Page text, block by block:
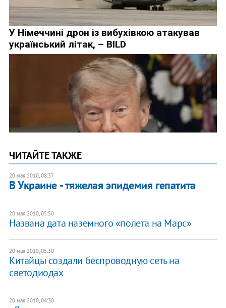
ЧИТАЙТЕ ТАКЖЕ
20 мая 2010, 08:37
В Украине - тяжелая эпидемия гепатита
20 мая 2010, 05:50
Названа дата наземного «полета на Марс»
20 мая 2010, 05:30
Китайцы создали беспроводную сеть на
светодиодах
20 мая 2010, 04:30